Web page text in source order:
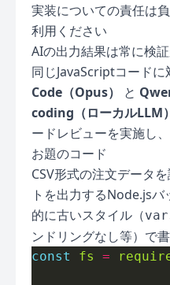
実装についての責任は負
利用ください
AIの出力結果は常に検
同じJavaScriptコードに
Code（Opus）
と
coding（ローカルLLM）
ードレビューを実施し
お題のコード
CSV形式の注文データ
トを出力するNode.js
的に古いスタイル（var
ンドリングなし等）で
const fs =